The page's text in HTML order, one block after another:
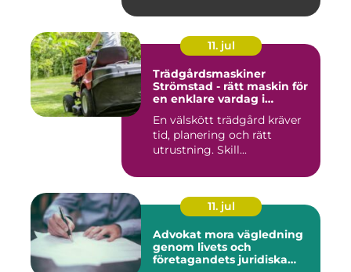
11. jul
Trädgårdsmaskiner
Strömstad - rätt maskin för
en enklare vardag i
En välskött trädgård kräver
tid, planering och rätt
utrustning. Skill...
11. jul
Advokat mora vägledning
genom livets och
företagandets juridiska